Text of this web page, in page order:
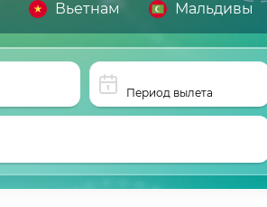
Вьетнам Мальдивы
Период вылета